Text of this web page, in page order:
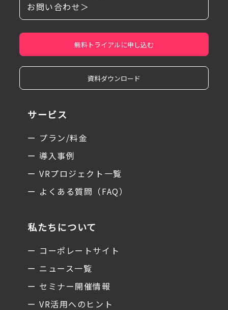
お問い合わせ＞
無料トライアルに申し込む
資料ダウンロード
サービス
ー プラン/料金
ー 導入事例
ー VRプロジェクト一覧
ー よくある質問（FAQ）
私たちについて
ー コーポレートサイト
ー ニュース一覧
ー セミナー開催情報
ー VR活用へのヒント